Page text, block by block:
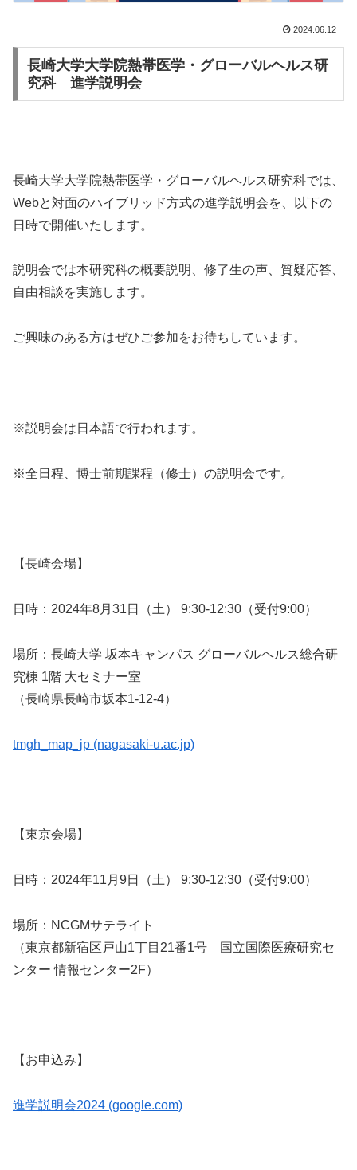
2024.06.12
長崎大学大学院熱帯医学・グローバルヘルス研
究科 進学説明会
長崎大学大学院熱帯医学・グローバルヘルス研究科では、
Webと対面のハイブリッド方式の進学説明会を、以下の
日時で開催いたします。
説明会では本研究科の概要説明、修了生の声、質疑応答、
自由相談を実施します。
ご興味のある方はぜひご参加をお待ちしています。
※説明会は日本語で行われます。
※全日程、博士前期課程（修士）の説明会です。
【長崎会場】
日時：2024年8月31日（土） 9:30-12:30（受付9:00）
場所：長崎大学 坂本キャンパス グローバルヘルス総合研
究棟 1階 大セミナー室
（長崎県長崎市坂本1-12-4）
tmgh_map_jp (nagasaki-u.ac.jp)
【東京会場】
日時：2024年11月9日（土） 9:30-12:30（受付9:00）
場所：NCGMサテライト
（東京都新宿区戸山1丁目21番1号 国立国際医療研究セ
ンター 情報センター2F）
【お申込み】
進学説明会2024 (google.com)